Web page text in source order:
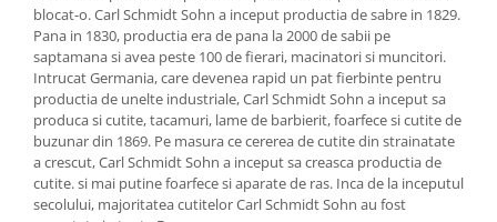
Pahare
Scrumiere
Seturi vesela
Suporturi farfurii
Suporturi pahare, cesti, cani
Untiere
Ustensile cofetarie si patiserie
blocat-o. Carl Schmidt Sohn a inceput productia de sabre in 1829.
Pana in 1830, productia era de pana la 2000 de sabii pe
saptamana si avea peste 100 de fierari, macinatori si muncitori.
Intrucat Germania, care devenea rapid un pat fierbinte pentru
productia de unelte industriale, Carl Schmidt Sohn a inceput sa
produca si cutite, tacamuri, lame de barbierit, foarfece si cutite de
buzunar din 1869. Pe masura ce cererea de cutite din strainatate
a crescut, Carl Schmidt Sohn a inceput sa creasca productia de
cutite. si mai putine foarfece si aparate de ras. Inca de la inceputul
secolului, majoritatea cutitelor Carl Schmidt Sohn au fost